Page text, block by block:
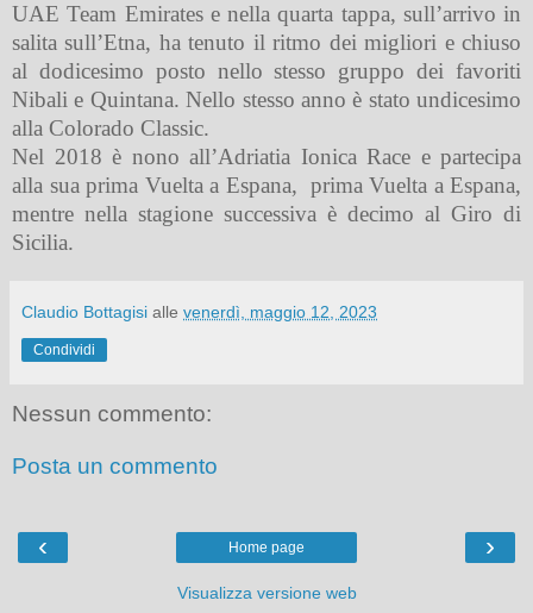
UAE Team Emirates e nella quarta tappa, sull’arrivo in
salita sull’Etna, ha tenuto il ritmo dei migliori e chiuso
al dodicesimo posto nello stesso gruppo dei favoriti
Nibali e Quintana. Nello stesso anno è stato undicesimo
alla Colorado Classic.
Nel 2018 è nono all’Adriatia Ionica Race e partecipa
alla sua prima Vuelta a Espana, prima Vuelta a Espana,
mentre nella stagione successiva è decimo al Giro di
Sicilia.
Claudio Bottagisi alle venerdì, maggio 12, 2023
Condividi
Nessun commento:
Posta un commento
‹ ›
Home page
Visualizza versione web